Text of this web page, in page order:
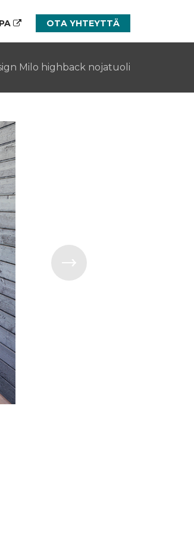
OTA YHTEYTTÄ
Milo highback nojatuoli